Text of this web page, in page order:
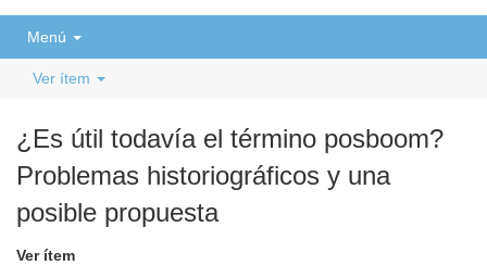
Menú
Ver ítem
¿Es útil todavía el término posboom?
Problemas historiográficos y una
posible propuesta
Ver ítem